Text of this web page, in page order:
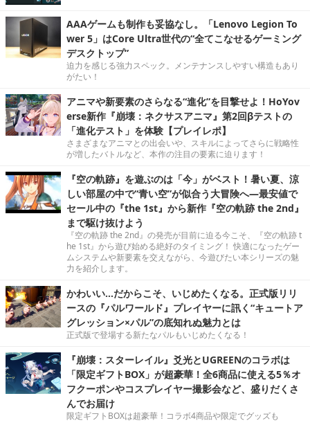
AAAゲームも制作も妥協なし。「Lenovo Legion To
wer 5」はCore Ultra世代の“全てこなせるゲーミング
デスクトップ”
迫力を感じる強力スペック。メンテナンスしやすい構造もあり
がたい！
アニマや新要素のさらなる“進化”を目撃せよ！HoYov
erse新作『崩壊：ネクサスアニマ』第2回βテストの
「進化テスト」を体験【プレイレポ】
さまざまなアニマとの出会いや、スキルによってさらに戦略性
が増したバトルなど、本作の注目の要素に迫ります！
『空の軌跡』を遊ぶのは「今」がベスト！暑い夏、涼
しい部屋の中で“青い空”が似合う大冒険へ―最安値で
セール中の『the 1st』から新作『空の軌跡 the 2nd』
まで駆け抜けよう
『空の軌跡 the 2nd』の発売が目前に迫る今こそ、『空の軌跡 t
he 1st』から遊び始める絶好のタイミング！ 快適になったゲー
ムシステムや新要素を交えながら、今遊びたい本シリーズの魅
力を紹介します。
かわいい…だからこそ、いじめたくなる。正式版リリ
ースの『パルワールド』プレイヤーに訊く“キュートア
グレッション×パル”の底知れぬ魅力とは
正式版で登場する新たなパルもいじめたくなる！
『崩壊：スターレイル』爻光とUGREENのコラボは
「限定ギフトBOX」が超豪華！全6商品に使える5％オ
フクーポンやコスプレイヤー撮影会など、盛りだくさ
んでお届け
限定ギフトBOXは超豪華！コラボ4商品や限定でグッズも